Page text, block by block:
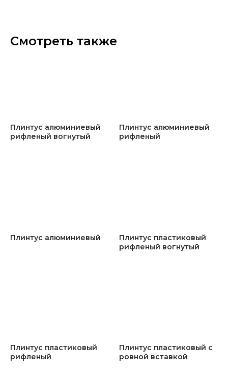
Смотреть также
Плинтус алюминиевый
рифленый вогнутый
Плинтус алюминиевый
рифленый
Плинтус алюминиевый
Плинтус пластиковый
рифленый вогнутый
Плинтус пластиковый
рифленый
Плинтус пластиковый с
ровной вставкой